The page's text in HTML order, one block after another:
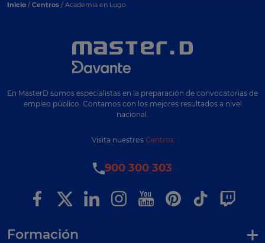
Inicio / Centros / Academia en Lugo
En MasterD somos especialistas en la preparación de convocatorias de
empleo público. Contamos con los mejores resultados a nivel
nacional.
Visita nuestros Centros
900 300 303
Formación